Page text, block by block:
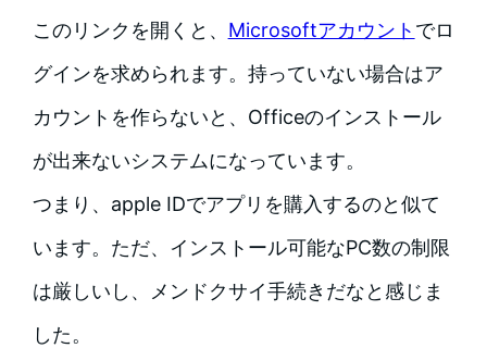
このリンクを開くと、 Microsoftアカウント でロ
グインを求められます。持っていない場合はア
カウントを作らないと、Officeのインストール
が出来ないシステムになっています。
つまり、apple IDでアプリを購入するのと似て
います。ただ、インストール可能なPC数の制限
は厳しいし、メンドクサイ手続きだなと感じま
した。